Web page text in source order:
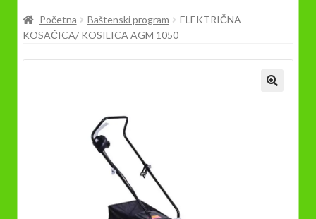
Prodavnica
Početna Baštenski program
ELEKTRIČNA
KOSAČICA/ KOSILICA AGM 1050